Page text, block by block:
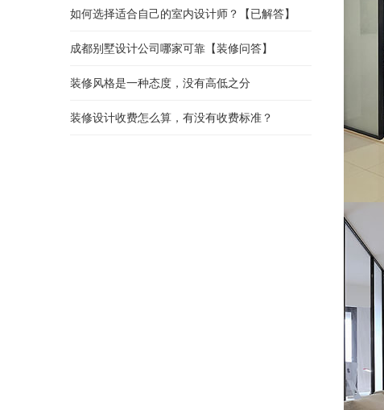
如何选择适合自己的室内设计师？【已解答】
成都别墅设计公司哪家可靠【装修问答】
装修风格是一种态度，没有高低之分
装修设计收费怎么算，有没有收费标准？